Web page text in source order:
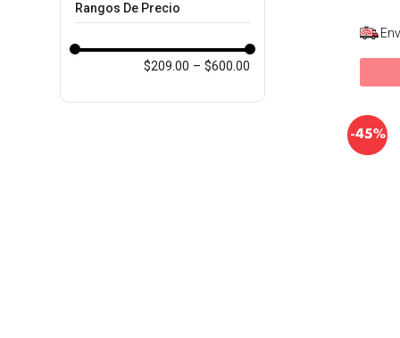
Rangos De Precio
$209.00 – $600.00
-45%